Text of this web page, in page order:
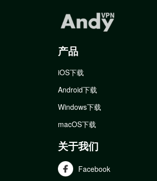
产品
iOS下载
Android下载
Windows下载
macOS下载
关于我们
Facebook